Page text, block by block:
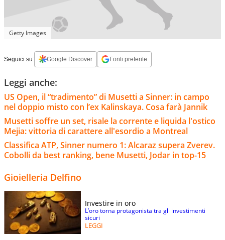
Getty Images
Seguici su: Google Discover Fonti preferite
Leggi anche:
US Open, il “tradimento” di Musetti a Sinner: in campo
nel doppio misto con l’ex Kalinskaya. Cosa farà Jannik
Musetti soffre un set, risale la corrente e liquida l'ostico
Mejia: vittoria di carattere all'esordio a Montreal
Classifica ATP, Sinner numero 1: Alcaraz supera Zverev.
Cobolli da best ranking, bene Musetti, Jodar in top-15
Gioielleria Delfino
Investire in oro
L’oro torna protagonista tra gli investimenti
sicuri
LEGGI